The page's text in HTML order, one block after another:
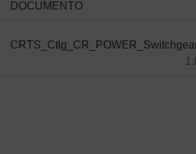
DOCUMENTO